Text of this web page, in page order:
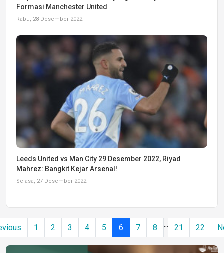
Formasi Manchester United
Rabu, 28 Desember 2022
Leeds United vs Man City 29 Desember 2022, Riyad
Mahrez: Bangkit Kejar Arsenal!
Selasa, 27 Desember 2022
1 2 3 4 5 6 7 8 ... 21 22